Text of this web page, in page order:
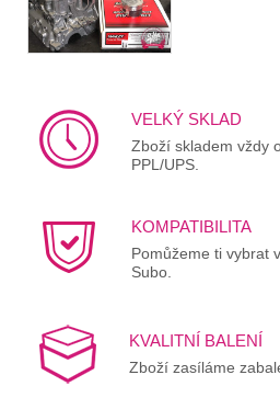
VELKÝ SKLAD
Zboží skladem vždy
PPL/UPS.
KOMPATIBILITA
Pomůžeme ti vybrat
Subo.
KVALITNÍ BALENÍ
Zboží zasíláme